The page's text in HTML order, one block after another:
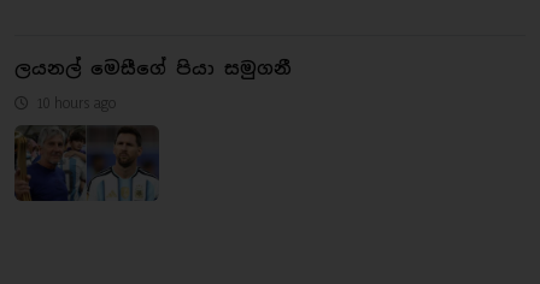
ලයනල් මෙසීගේ පියා සමුගනී
10 hours ago